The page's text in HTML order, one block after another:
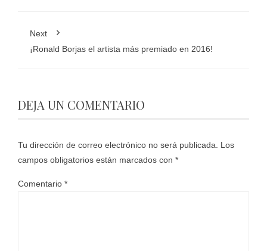
Next
¡Ronald Borjas el artista más premiado en 2016!
DEJA UN COMENTARIO
Tu dirección de correo electrónico no será publicada.
Los
campos obligatorios están marcados con *
Comentario *